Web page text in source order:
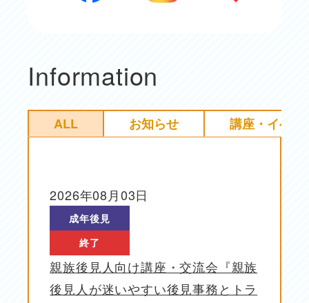
Information
ALL お知らせ 講座・イベン
親族後見人向け講座・交流会『親族
後見人が迷いやすい後見事務とトラ
投稿日
2026年08月03日
成年後見
終了